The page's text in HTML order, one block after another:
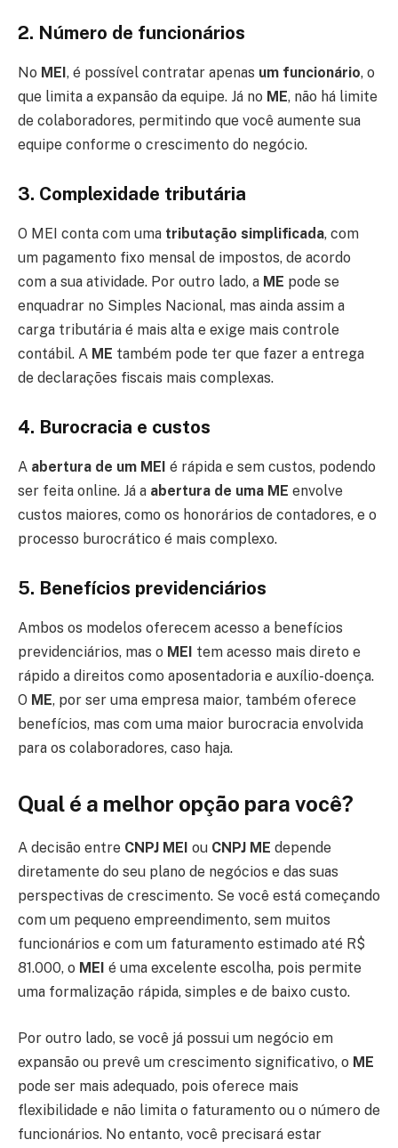
2. Número de funcionários
No MEI, é possível contratar apenas um funcionário, o
que limita a expansão da equipe. Já no ME, não há limite
de colaboradores, permitindo que você aumente sua
equipe conforme o crescimento do negócio.
3. Complexidade tributária
O MEI conta com uma tributação simplificada, com
um pagamento fixo mensal de impostos, de acordo
com a sua atividade. Por outro lado, a ME pode se
enquadrar no Simples Nacional, mas ainda assim a
carga tributária é mais alta e exige mais controle
contábil. A ME também pode ter que fazer a entrega
de declarações fiscais mais complexas.
4. Burocracia e custos
A abertura de um MEI é rápida e sem custos, podendo
ser feita online. Já a abertura de uma ME envolve
custos maiores, como os honorários de contadores, e o
processo burocrático é mais complexo.
5. Benefícios previdenciários
Ambos os modelos oferecem acesso a benefícios
previdenciários, mas o MEI tem acesso mais direto e
rápido a direitos como aposentadoria e auxílio-doença.
O ME, por ser uma empresa maior, também oferece
benefícios, mas com uma maior burocracia envolvida
para os colaboradores, caso haja.
Qual é a melhor opção para você?
A decisão entre CNPJ MEI ou CNPJ ME depende
diretamente do seu plano de negócios e das suas
perspectivas de crescimento. Se você está começando
com um pequeno empreendimento, sem muitos
funcionários e com um faturamento estimado até R$
81.000, o MEI é uma excelente escolha, pois permite
uma formalização rápida, simples e de baixo custo.
Por outro lado, se você já possui um negócio em
expansão ou prevê um crescimento significativo, o ME
pode ser mais adequado, pois oferece mais
flexibilidade e não limita o faturamento ou o número de
funcionários. No entanto, você precisará estar